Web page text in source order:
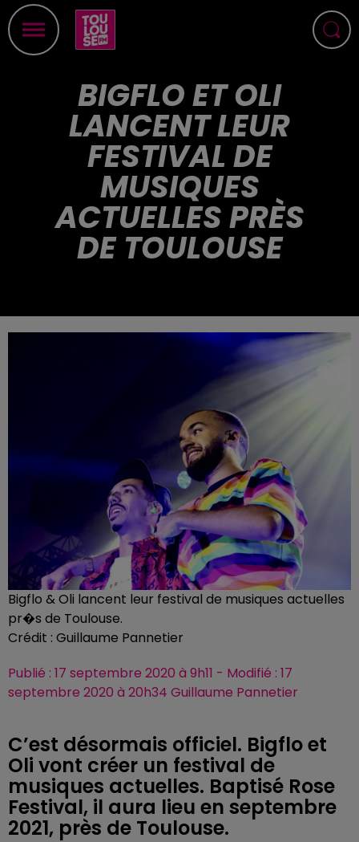
BIGFLO ET OLI
LANCENT LEUR
FESTIVAL DE
MUSIQUES
ACTUELLES PRÈS
DE TOULOUSE
Bigflo & Oli lancent leur festival de musiques actuelles
pr�s de Toulouse.
Crédit : Guillaume Pannetier
Publié : 17 septembre 2020 à 9h11 - Modifié : 17
septembre 2020 à 20h34 Guillaume Pannetier
C’est désormais officiel. Bigflo et
Oli vont créer un festival de
musiques actuelles. Baptisé Rose
Festival, il aura lieu en septembre
2021, près de Toulouse.